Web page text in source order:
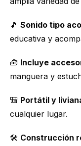
🎵 Sonido tipo
educativa y
🧰 Incluye
manguera y
🎒 Portátil y
cualquier lugar.
🛠 Construcción